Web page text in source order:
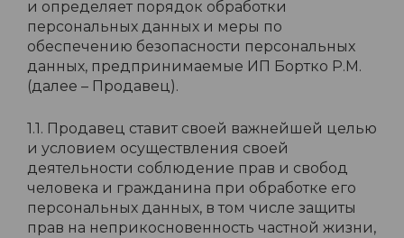
и определяет порядок обработки
персональных данных и меры по
обеспечению безопасности персональных
данных, предпринимаемые ИП Бортко Р.М.
(далее – Продавец).
1.1. Продавец ставит своей важнейшей целью
и условием осуществления своей
деятельности соблюдение прав и свобод
человека и гражданина при обработке его
персональных данных, в том числе защиты
прав на неприкосновенность частной жизни,